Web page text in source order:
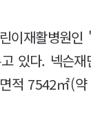
이재활병원
있다. 넥슨
적 7542㎡(